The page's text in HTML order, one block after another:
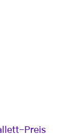
Preis